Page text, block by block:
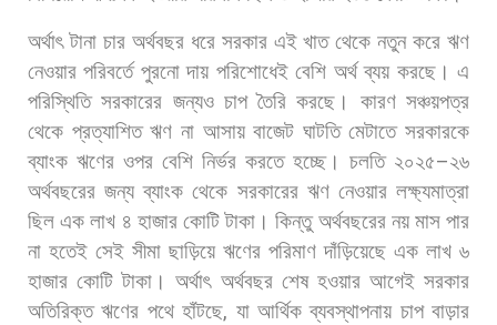
অর্থাৎ টানা চার অর্থবছর ধরে সরকার এই খাত থেকে নতুন করে ঋণ
নেওয়ার পরিবর্তে পুরনো দায় পরিশোধেই বেশি অর্থ ব্যয় করছে। এ
পরিস্থিতি সরকারের জন্যও চাপ তৈরি করছে। কারণ সঞ্চয়পত্র
থেকে প্রত্যাশিত ঋণ না আসায় বাজেট ঘাটতি মেটাতে সরকারকে
ব্যাংক ঋণের ওপর বেশি নির্ভর করতে হচ্ছে। চলতি ২০২৫–২৬
অর্থবছরের জন্য ব্যাংক থেকে সরকারের ঋণ নেওয়ার লক্ষ্যমাত্রা
ছিল এক লাখ ৪ হাজার কোটি টাকা। কিন্তু অর্থবছরের নয় মাস পার
না হতেই সেই সীমা ছাড়িয়ে ঋণের পরিমাণ দাঁড়িয়েছে এক লাখ ৬
হাজার কোটি টাকা। অর্থাৎ অর্থবছর শেষ হওয়ার আগেই সরকার
অতিরিক্ত ঋণের পথে হাঁটছে, যা আর্থিক ব্যবস্থাপনায় চাপ বাড়ার